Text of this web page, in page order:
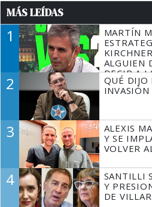
MÁS LEÍDAS
1
MARTÍN
ALGUIEN
DECIR A
TIENE
2
QUÉ DIJO
3
ALEXIS
Y SE
VOLVER
4
SANTILLI
Y
DE